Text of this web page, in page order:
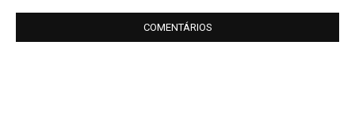
COMENTÁRIOS